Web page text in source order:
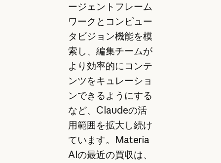
ージェントフレーム
ワークとコンピュー
タビジョン機能を模
索し、編集チームが
より効率的にコンテ
ンツをキュレーショ
ンできるようにする
など、Claudeの活
用範囲を拡大し続け
ています。Materia
AIの最近の買収は、